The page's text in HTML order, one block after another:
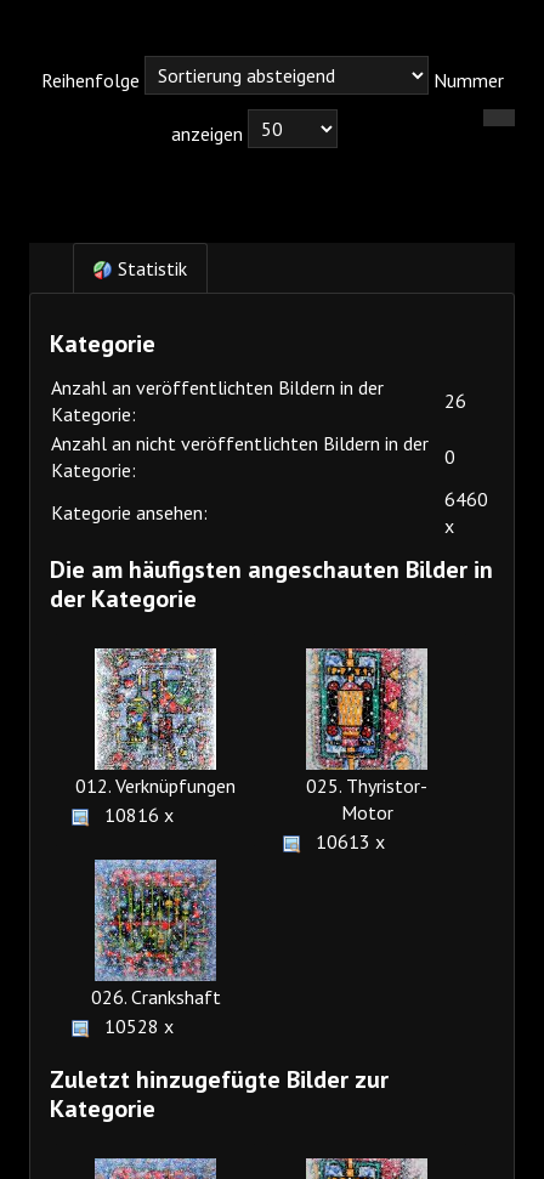
Reihenfolge Nummer
anzeigen
Statistik
Kategorie
Anzahl an veröffentlichten Bildern in der
Kategorie:
26
Anzahl an nicht veröffentlichten Bildern in der
Kategorie:
0
Kategorie ansehen:
6460
x
Die am häufigsten angeschauten Bilder in
der Kategorie
012. Verknüpfungen
10816 x
025. Thyristor-
Motor
10613 x
026. Crankshaft
10528 x
Zuletzt hinzugefügte Bilder zur
Kategorie